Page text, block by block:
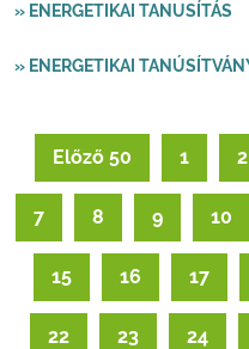
» ENERGETIKAI TANUSÍTÁS
» ENERGETIKAI
Előző 50 1 2
7 8 9 10
15 16 17
22 23 24